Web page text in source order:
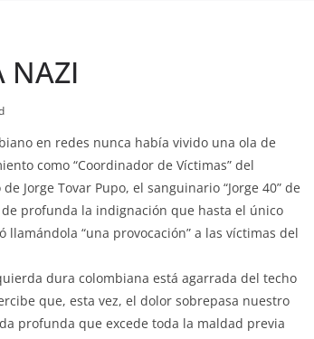
NAZI
en redes nunca había vivido una ola de
como “Coordinador de Víctimas” del
Jorge Tovar Pupo, el sanguinario “Jorge 40” de
profunda la indignación que hasta el único
“una provocación” a las víctimas del
dura colombiana está agarrada del techo
que, esta vez, el dolor sobrepasa nuestro
profunda que excede toda la maldad previa